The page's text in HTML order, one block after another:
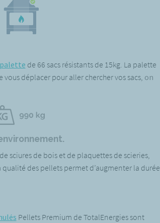
palette de 66 sacs résistants de 15kg. La palette
vous déplacer pour aller chercher vos sacs, on
sciures de bois et de plaquettes de scieries,
des pellets permet d’augmenter la durée
Pellets Premium de TotalEnergies sont